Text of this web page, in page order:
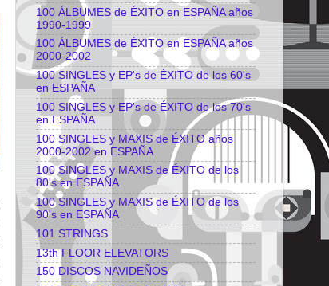
100 ÁLBUMES de ÉXITO en ESPAÑA años
1990-1999
100 ÁLBUMES de ÉXITO en ESPAÑA años
2000-2002
100 SINGLES y EP's de ÉXITO de los 60's
en ESPAÑA
100 SINGLES y EP's de ÉXITO de los 70's
en ESPAÑA
100 SINGLES y MAXIS de ÉXITO años
2000-2002 en ESPAÑA
100 SINGLES y MAXIS de ÉXITO de los
80's en ESPAÑA
100 SINGLES y MAXIS de ÉXITO de los
90's en ESPAÑA
101 STRINGS
13th FLOOR ELEVATORS
150 DISCOS NAVIDEÑOS